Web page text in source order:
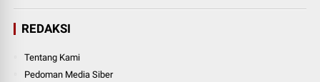
REDAKSI
Tentang Kami
Pedoman Media Siber